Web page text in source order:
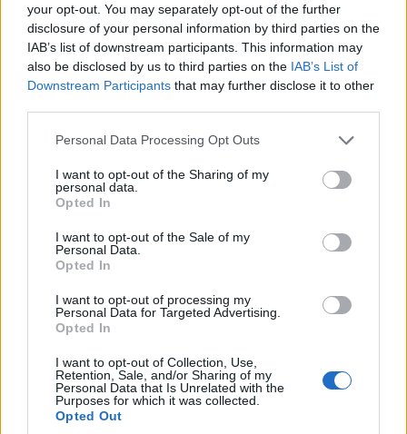
your opt-out. You may separately opt-out of the further
disclosure of your personal information by third parties on the
IAB’s list of downstream participants. This information may
also be disclosed by us to third parties on the IAB’s List of
Downstream Participants that may further disclose it to other
Personal Data Processing Opt Outs
I want to opt-out of the Sharing of my
personal data.
Opted In
I want to opt-out of the Sale of my
Personal Data.
Opted In
I want to opt-out of processing my
Personal Data for Targeted Advertising.
Opted In
I want to opt-out of Collection, Use,
Retention, Sale, and/or Sharing of my
Personal Data that Is Unrelated with the
Purposes for which it was collected.
Opted Out
ki, melynek következtében a WIG 20 2.66%-ot, a
PX 50 0.83%-ot, az RTS pedig 2.66%-ot zuhant a
délután folyamán.
mondható, közel 660 ezer darabos forgalom mellett 5.93%-
bankpapírokat sem kímélték, az OTP 3.75%-ot, az FHB
pedig 0.37%-ot veszített értékéből. A gyógyszergyártók
közül a Richter piacán szintén erőteljes eladói...
KEDVES OLVASÓNK!
A keresett cikk a portfolio.hu hírarchívumához
regisztrációhoz kötött.
Az előfizetés a következőket tartalmazza:
Portfolio.hu teljes cikkarchívum